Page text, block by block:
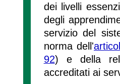
dei livelli
degli
servizio del
norma dell'
92) e della
accreditati ai